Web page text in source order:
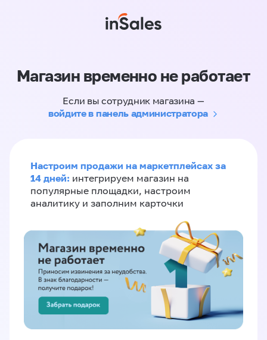
Магазин временно не работает
Если вы сотрудник магазина —
войдите в панель администратора
Настроим продажи на маркетплейсах за
14 дней: интегрируем магазин на
популярные площадки, настроим
аналитику и заполним карточки